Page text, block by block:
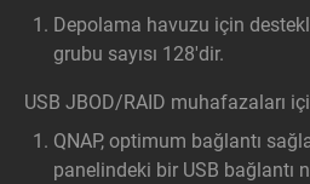
Depolama havuzu için
grubu sayısı 128'dir.
USB JBOD/RAID muhafazaları
QNAP, optimum bağlantı
panelindeki bir USB bağlantı